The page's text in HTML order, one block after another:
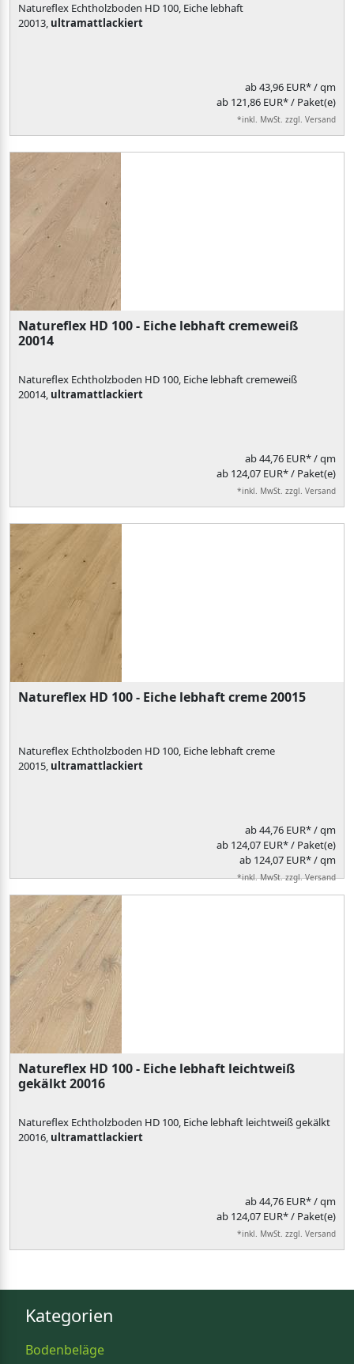
Natureflex Echtholzboden HD 100, Eiche lebhaft
20013, ultramattlackiert
ab43,96 EUR*/ qm
ab 121,86 EUR* / Paket(e)
*inkl. MwSt. zzgl. Versand
Natureflex HD 100 - Eiche lebhaft cremeweiß
20014
Natureflex Echtholzboden HD 100, Eiche lebhaft cremeweiß
20014, ultramattlackiert
ab44,76 EUR*/ qm
ab 124,07 EUR* / Paket(e)
*inkl. MwSt. zzgl. Versand
Natureflex HD 100 - Eiche lebhaft creme 20015
Natureflex Echtholzboden HD 100, Eiche lebhaft creme
20015, ultramattlackiert
ab44,76 EUR*/ qm
ab 124,07 EUR* / Paket(e)
ab 124,07 EUR* / qm
*inkl. MwSt. zzgl. Versand
Natureflex HD 100 - Eiche lebhaft leichtweiß
gekälkt 20016
Natureflex Echtholzboden HD 100, Eiche lebhaft leichtweiß gekälkt
20016, ultramattlackiert
ab44,76 EUR*/ qm
ab 124,07 EUR* / Paket(e)
*inkl. MwSt. zzgl. Versand
Kategorien
Bodenbeläge